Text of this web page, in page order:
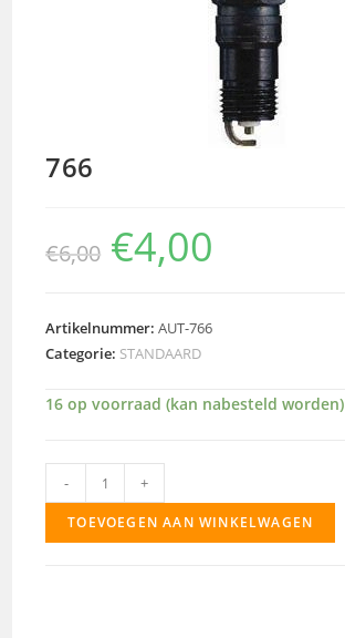
766
€6,00 €4,00
Artikelnummer:AUT-766
Categorie: STANDAARD
16 op voorraad (kan nabesteld worden)
-
766
aantal
+
TOEVOEGEN AAN WINKELWAGEN